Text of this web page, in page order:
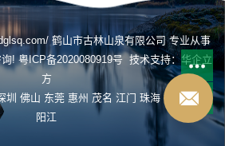
鹤山市古林山泉有限公司 专业从事
询!粤ICP备2020080919号技术支持：华企立
方
圳 佛山 东莞 惠州 茂名 江门 珠海 揭阳 肇庆
阳江